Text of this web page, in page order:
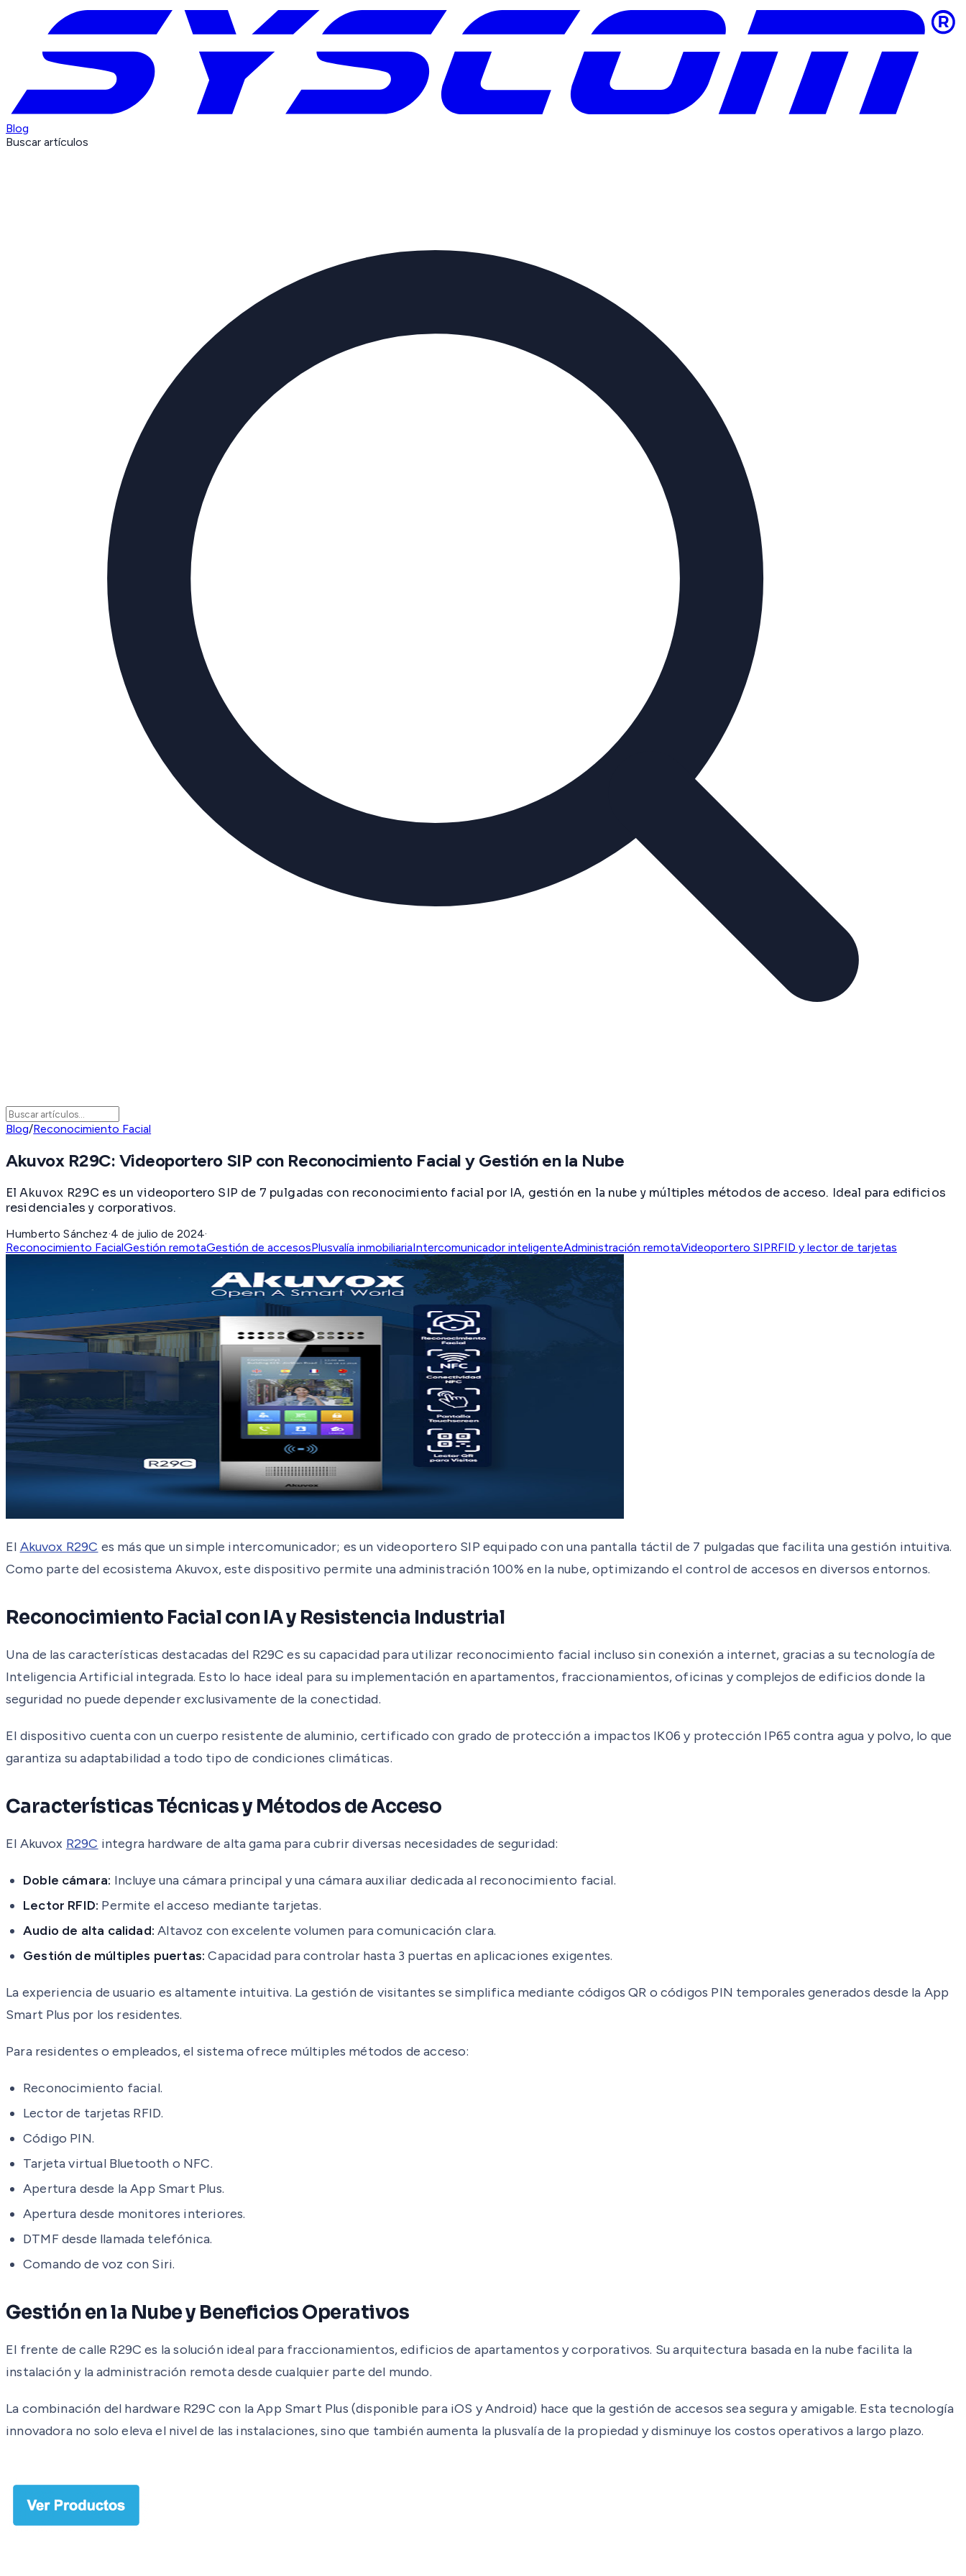
Blog
Buscar artículos
Blog/Reconocimiento Facial
Akuvox R29C: Videoportero SIP con Reconocimiento Facial y Gestión en la Nube
El Akuvox R29C es un videoportero SIP de 7 pulgadas con reconocimiento facial por IA, gestión en la nube y múltiples métodos de acceso. Ideal para edificios
residenciales y corporativos.
Humberto Sánchez·4 de julio de 2024·
Reconocimiento FacialGestión remotaGestión de accesosPlusvalía inmobiliariaIntercomunicador inteligenteAdministración remotaVideoportero SIPRFID y lector de tarjetas
El Akuvox R29C es más que un simple intercomunicador; es un videoportero SIP equipado con una pantalla táctil de 7 pulgadas que facilita una gestión intuitiva.
Como parte del ecosistema Akuvox, este dispositivo permite una administración 100% en la nube, optimizando el control de accesos en diversos entornos.
Reconocimiento Facial con IA y Resistencia Industrial
Una de las características destacadas del R29C es su capacidad para utilizar reconocimiento facial incluso sin conexión a internet, gracias a su tecnología de
Inteligencia Artificial integrada. Esto lo hace ideal para su implementación en apartamentos, fraccionamientos, oficinas y complejos de edificios donde la
seguridad no puede depender exclusivamente de la conectidad.
El dispositivo cuenta con un cuerpo resistente de aluminio, certificado con grado de protección a impactos IK06 y protección IP65 contra agua y polvo, lo que
garantiza su adaptabilidad a todo tipo de condiciones climáticas.
Características Técnicas y Métodos de Acceso
El Akuvox R29C integra hardware de alta gama para cubrir diversas necesidades de seguridad:
Doble cámara: Incluye una cámara principal y una cámara auxiliar dedicada al reconocimiento facial.
Lector RFID: Permite el acceso mediante tarjetas.
Audio de alta calidad: Altavoz con excelente volumen para comunicación clara.
Gestión de múltiples puertas: Capacidad para controlar hasta 3 puertas en aplicaciones exigentes.
La experiencia de usuario es altamente intuitiva. La gestión de visitantes se simplifica mediante códigos QR o códigos PIN temporales generados desde la App
Smart Plus por los residentes.
Para residentes o empleados, el sistema ofrece múltiples métodos de acceso:
Reconocimiento facial.
Lector de tarjetas RFID.
Código PIN.
Tarjeta virtual Bluetooth o NFC.
Apertura desde la App Smart Plus.
Apertura desde monitores interiores.
DTMF desde llamada telefónica.
Comando de voz con Siri.
Gestión en la Nube y Beneficios Operativos
El frente de calle R29C es la solución ideal para fraccionamientos, edificios de apartamentos y corporativos. Su arquitectura basada en la nube facilita la
instalación y la administración remota desde cualquier parte del mundo.
La combinación del hardware R29C con la App Smart Plus (disponible para iOS y Android) hace que la gestión de accesos sea segura y amigable. Esta tecnología
innovadora no solo eleva el nivel de las instalaciones, sino que también aumenta la plusvalía de la propiedad y disminuye los costos operativos a largo plazo.